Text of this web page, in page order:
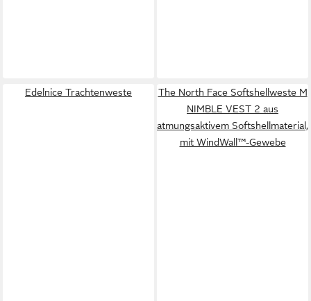
Edelnice Trachtenweste
The North Face Softshellweste M
NIMBLE VEST 2 aus
atmungsaktivem Softshellmaterial,
mit WindWall™-Gewebe